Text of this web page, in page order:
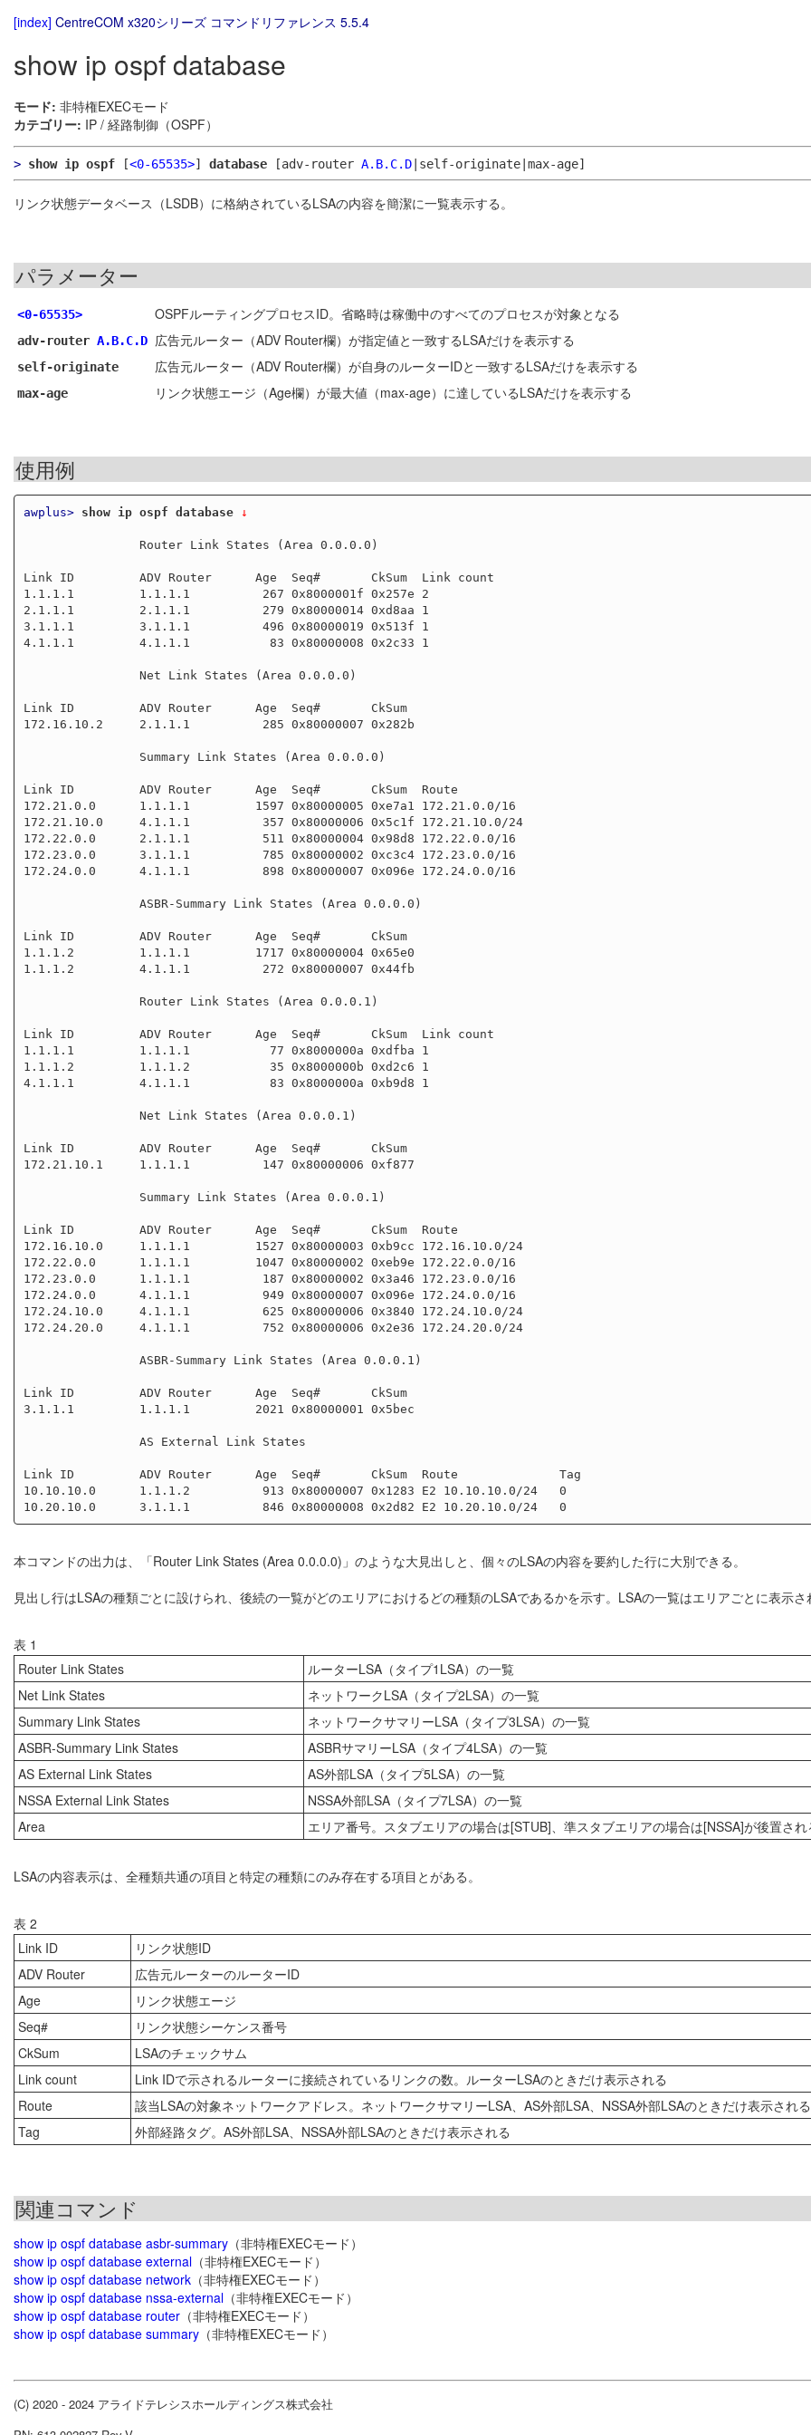
[index] CentreCOM x320シリーズ コマンドリファレンス 5.5.4
show ip ospf database
モード: 非特権EXECモード
カテゴリー: IP / 経路制御（OSPF）
> show ip ospf [<0-65535>] database [adv-router A.B.C.D |self-originate|max-age]
リンク状態データベース（LSDB）に格納されているLSAの内容を簡潔に一覧表示する。
パラメーター
<0-65535> OSPFルーティングプロセスID。省略時は稼働中のすべてのプロセスが対象となる
adv-router A.B.C.D 広告元ルーター（ADV Router欄）が指定値と一致するLSAだけを表示する
self-originate 広告元ルーター（ADV Router欄）が自身のルーターIDと一致するLSAだけを表示する
max-age リンク状態エージ（Age欄）が最大値（max-age）に達しているLSAだけを表示する
使用例
awplus> show ip ospf database ↓
Link ID         ADV Router      Age  Seq#       CkSum  Link count
1.1.1.1         1.1.1.1          267 0x8000001f 0x257e 2
2.1.1.1         2.1.1.1          279 0x80000014 0xd8aa 1
3.1.1.1         3.1.1.1          496 0x80000019 0x513f 1
4.1.1.1         4.1.1.1           83 0x80000008 0x2c33 1
Link ID         ADV Router      Age  Seq#       CkSum
172.16.10.2     2.1.1.1          285 0x80000007 0x282b
Link ID         ADV Router      Age  Seq#       CkSum  Route
172.21.0.0      1.1.1.1         1597 0x80000005 0xe7a1 172.21.0.0/16
172.21.10.0     4.1.1.1          357 0x80000006 0x5c1f 172.21.10.0/24
172.22.0.0      2.1.1.1          511 0x80000004 0x98d8 172.22.0.0/16
172.23.0.0      3.1.1.1          785 0x80000002 0xc3c4 172.23.0.0/16
172.24.0.0      4.1.1.1          898 0x80000007 0x096e 172.24.0.0/16
Link ID         ADV Router      Age  Seq#       CkSum
1.1.1.2         1.1.1.1         1717 0x80000004 0x65e0
1.1.1.2         4.1.1.1          272 0x80000007 0x44fb
Link ID         ADV Router      Age  Seq#       CkSum  Link count
1.1.1.1         1.1.1.1           77 0x8000000a 0xdfba 1
1.1.1.2         1.1.1.2           35 0x8000000b 0xd2c6 1
4.1.1.1         4.1.1.1           83 0x8000000a 0xb9d8 1
Link ID         ADV Router      Age  Seq#       CkSum
172.21.10.1     1.1.1.1          147 0x80000006 0xf877
Link ID         ADV Router      Age  Seq#       CkSum  Route
172.16.10.0     1.1.1.1         1527 0x80000003 0xb9cc 172.16.10.0/24
172.22.0.0      1.1.1.1         1047 0x80000002 0xeb9e 172.22.0.0/16
172.23.0.0      1.1.1.1          187 0x80000002 0x3a46 172.23.0.0/16
172.24.0.0      4.1.1.1          949 0x80000007 0x096e 172.24.0.0/16
172.24.10.0     4.1.1.1          625 0x80000006 0x3840 172.24.10.0/24
172.24.20.0     4.1.1.1          752 0x80000006 0x2e36 172.24.20.0/24
Link ID         ADV Router      Age  Seq#       CkSum
3.1.1.1         1.1.1.1         2021 0x80000001 0x5bec
Link ID         ADV Router      Age  Seq#       CkSum  Route              Tag
10.10.10.0      1.1.1.2          913 0x80000007 0x1283 E2 10.10.10.0/24   0
本コマンドの出力は、「Router Link States (Area 0.0.0.0)」のような大見出しと、個々のLSAの内容を要約した行に大別できる。
見出し行はLSAの種類ごとに設けられ、後続の一覧がどのエリアにおけるどの種類のLSAであるかを示す。LSAの一覧はエリアごとに表示さ
表 1
Router Link States
ルーターLSA（タイプ1LSA）の一覧
Net Link States
ネットワークLSA（タイプ2LSA）の一覧
Summary Link States
ネットワークサマリーLSA（タイプ3LSA）の一覧
ASBR-Summary Link States
ASBRサマリーLSA（タイプ4LSA）の一覧
AS External Link States
AS外部LSA（タイプ5LSA）の一覧
NSSA External Link States
NSSA外部LSA（タイプ7LSA）の一覧
Area
エリア番号。スタブエリアの場合は[STUB]、準スタブエリアの場合は[NSSA]が後置され
LSAの内容表示は、全種類共通の項目と特定の種類にのみ存在する項目とがある。
表 2
Link ID
リンク状態ID
ADV Router
広告元ルーターのルーターID
Age
リンク状態エージ
Seq#
リンク状態シーケンス番号
CkSum
LSAのチェックサム
Link count
Link IDで示されるルーターに接続されているリンクの数。ルーターLSAのときだけ表示される
Route
該当LSAの対象ネットワークアドレス。ネットワークサマリーLSA、AS外部LSA、NSSA外部LSAのときだけ表示される
Tag
外部経路タグ。AS外部LSA、NSSA外部LSAのときだけ表示される
関連コマンド
show ip ospf database asbr-summary （非特権EXECモード）
show ip ospf database external （非特権EXECモード）
show ip ospf database network （非特権EXECモード）
show ip ospf database nssa-external （非特権EXECモード）
show ip ospf database router （非特権EXECモード）
show ip ospf database summary （非特権EXECモード）
(C) 2020 - 2024 アライドテレシスホールディングス株式会社